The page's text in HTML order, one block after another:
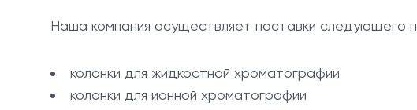
Наша компания осуществляет поставки следующего
колонки для жидкостной хроматографии
колонки для ионной хроматографии